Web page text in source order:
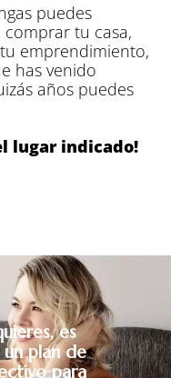
puedes
tu casa,
emprendimiento,
has venido
años puedes
lugar indicado!
es
plan de
para